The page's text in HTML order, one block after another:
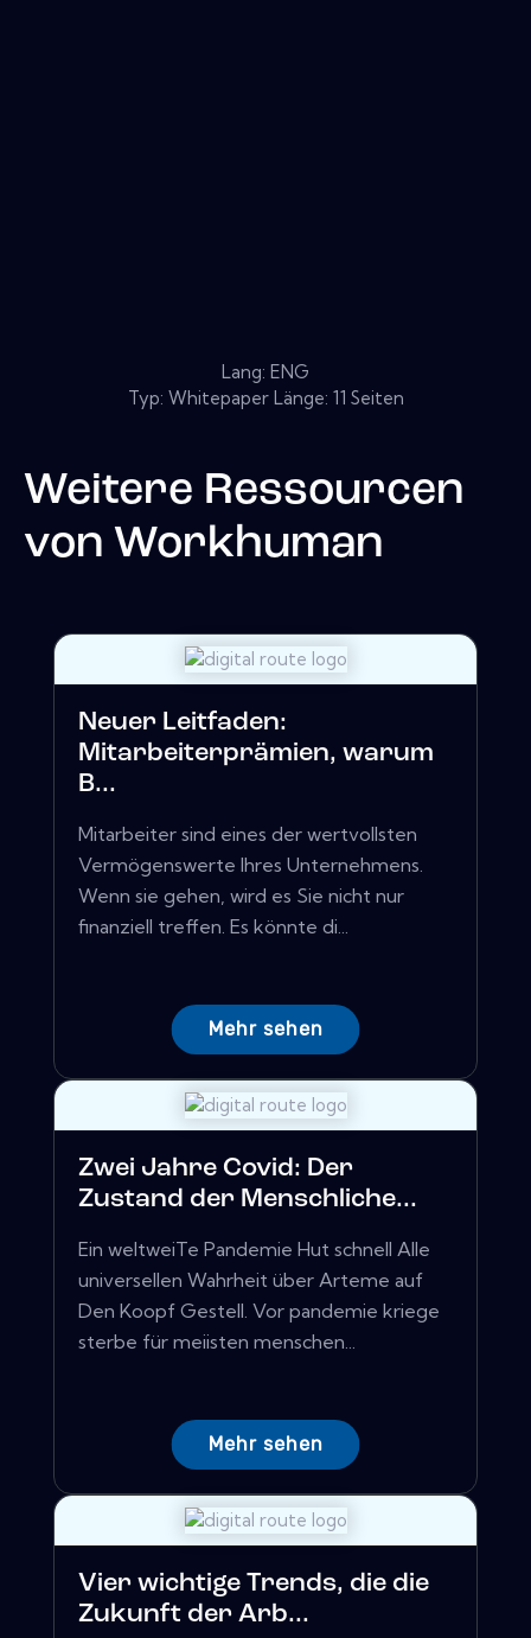
Lang: ENG
Typ: Whitepaper Länge: 11 Seiten
Weitere Ressourcen
von Workhuman
Neuer Leitfaden:
Mitarbeiterprämien, warum
B...
Mitarbeiter sind eines der wertvollsten
Vermögenswerte Ihres Unternehmens.
Wenn sie gehen, wird es Sie nicht nur
finanziell treffen. Es könnte di...
Mehr sehen
Zwei Jahre Covid: Der
Zustand der Menschliche...
Ein weltweiTe Pandemie Hut schnell Alle
universellen Wahrheit über Arteme auf
Den Koopf Gestell. Vor pandemie kriege
sterbe für meiisten menschen...
Mehr sehen
Vier wichtige Trends, die die
Zukunft der Arb...